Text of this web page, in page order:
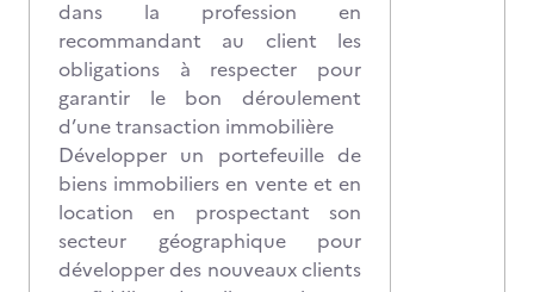
dans la profession en
recommandant au client les
obligations à respecter pour
garantir le bon déroulement
d’une transaction immobilière
Développer un portefeuille de
biens immobiliers en vente et en
location en prospectant son
secteur géographique pour
développer des nouveaux clients